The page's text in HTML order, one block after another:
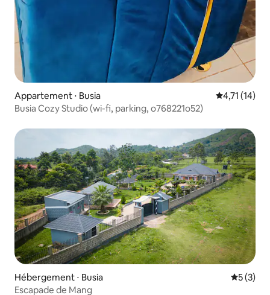
Appartement ⋅ Busia Évaluation
4,71 (14)
Busia Cozy Studio (wi-fi, parking, o768221o52)
Hébergement ⋅ Busia
5 (3)
Escapade de Mang